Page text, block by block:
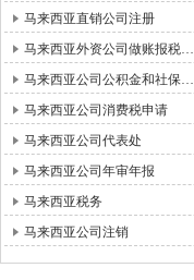
马来西亚直销公司注册
马来西亚外资公司做账报税…
马来西亚公司公积金和社保…
马来西亚公司消费税申请
马来西亚公司代表处
马来西亚公司年审年报
马来西亚税务
马来西亚公司注销